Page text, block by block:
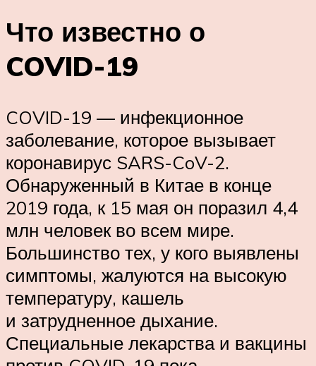
Что известно о
COVID-19
COVID-19 — инфекционное
заболевание, которое вызывает
коронавирус SARS-CoV-2.
Обнаруженный в Китае в конце
2019 года, к 15 мая он поразил 4,4
млн человек во всем мире.
Большинство тех, у кого выявлены
симптомы, жалуются на высокую
температуру, кашель
и затрудненное дыхание.
Специальные лекарства и вакцины